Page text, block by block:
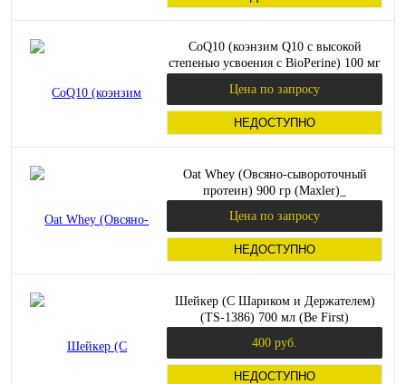
CoQ10 (коэнзим Q10 с высокой
степенью усвоения с BioPerine) 100 мг
Цена по запросу
НЕДОСТУПНО
Oat Whey (Овсяно-сывороточный
протеин) 900 гр (Maxler)_
Цена по запросу
НЕДОСТУПНО
Шейкер (С Шариком и Держателем)
(TS-1386) 700 мл (Be First)
400 руб.
НЕДОСТУПНО